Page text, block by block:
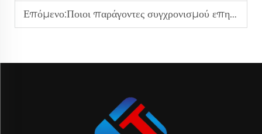
Επόμενο:Ποιοι παράγοντες συγχρονισμού επηρεάζουν την απόδοση των τριπλών φορτωτών;